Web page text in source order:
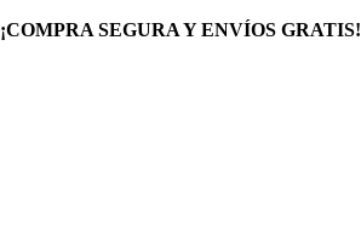
¡COMPRA SEGURA Y ENVÍOS GRATIS!